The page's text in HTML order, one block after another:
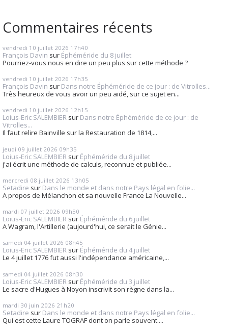
Commentaires récents
vendredi 10 juillet 2026 17h40
François Davin sur Éphéméride du 8 juillet
Pourriez-vous nous en dire un peu plus sur cette méthode ?
vendredi 10 juillet 2026 17h35
François Davin sur Dans notre Éphéméride de ce jour : de Vitrolles...
Très heureux de vous avoir un peu aidé, sur ce sujet en...
vendredi 10 juillet 2026 12h15
Loius-Eric SALEMBIER sur Dans notre Éphéméride de ce jour : de
Vitrolles...
Il faut relire Bainville sur la Restauration de 1814,...
jeudi 09 juillet 2026 09h35
Loius-Eric SALEMBIER sur Éphéméride du 8 juillet
j'ai écrit une méthode de calculs, reconnue et publiée...
mercredi 08 juillet 2026 13h05
Setadire sur Dans le monde et dans notre Pays légal en folie...
A propos de Mélanchon et sa nouvelle France La Nouvelle...
mardi 07 juillet 2026 09h50
Loius-Eric SALEMBIER sur Éphéméride du 6 juillet
A Wagram, l'Artillerie (aujourd'hui, ce serait le Génie...
samedi 04 juillet 2026 08h45
Loius-Eric SALEMBIER sur Éphéméride du 4 juillet
Le 4 juillet 1776 fut aussi l'indépendance américaine,...
samedi 04 juillet 2026 08h30
Loius-Eric SALEMBIER sur Éphéméride du 3 juillet
Le sacre d'Hugues à Noyon inscrivit son règne dans la...
mardi 30 juin 2026 21h20
Setadire sur Dans le monde et dans notre Pays légal en folie...
Qui est cette Laure TOGRAF dont on parle souvent....